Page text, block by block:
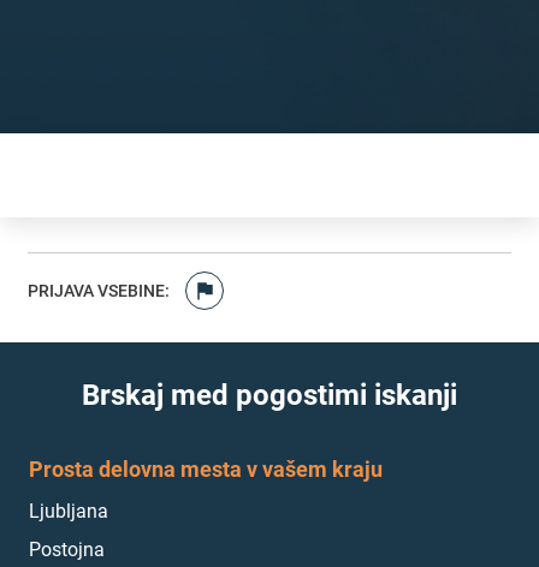
PRIJAVA VSEBINE:
Brskaj med pogostimi iskanji
Prosta delovna mesta v vašem kraju
Ljubljana
Postojna